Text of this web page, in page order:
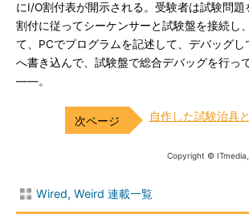
にI/O割付表が開示される。受験者は試験問
割付に従ってシーケンサーと試験盤を接続し
て、PCでプログラムを記述して、デバッグし
へ書き込んで、試験盤で総合デバッグを行っ
――。
自作した試験治具
Copyright ©
Wired, Weird 連載一覧